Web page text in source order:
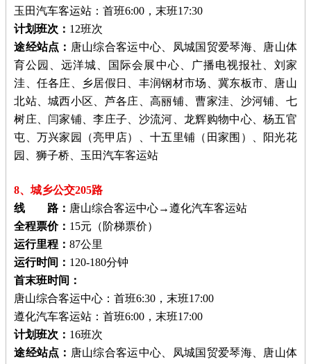
玉田汽车客运站：首班6:00，末班17:30
计划班次： 12班次
途经站点： 唐山综合客运中心、凤城国贸爱琴海、唐山体
育公园、远洋城、国际会展中心、广播电视报社、刘家
洼、任各庄、乡居假日、丰润钢材市场、冀东板市、唐山
北站、城西小区、芦各庄、高丽铺、曹家洼、沙河铺、七
树庄、闫家铺、李庄子、沙流河、龙辉购物中心、杨五官
屯、万兴家园（亮甲店）、十五里铺（田家围）、阳光花
园、狮子桥、玉田汽车客运站
8、城乡公交205路
线 路： 唐山综合客运中心→遵化汽车客运站
全程票价： 15元（阶梯票价）
运行里程：87公里
运行时间： 120-180分钟
首末班时间：
唐山综合客运中心：首班6:30，末班17:00
遵化汽车客运站：首班6:00，末班17:00
计划班次： 16班次
途经站点： 唐山综合客运中心、凤城国贸爱琴海、唐山体